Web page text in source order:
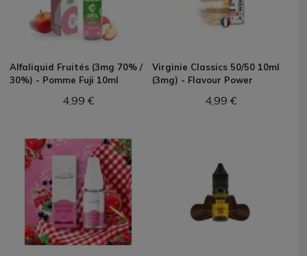
Alfaliquid Fruités (3mg 70% /
30%) - Pomme Fuji 10ml
4,99 €
Virginie Classics 50/50 10ml
(3mg) - Flavour Power
4,99 €